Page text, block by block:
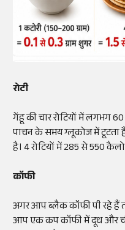
रोटी
गेंहू की चार रोटियों में लगभग 60
पाचन के समय ग्लूकोज में टूटता
है। 4 रोटियों में 285 से 550
कॉफी
अगर आप ब्लैक कॉफी पी रहे हैं
आप एक कप कॉफी में दूध और